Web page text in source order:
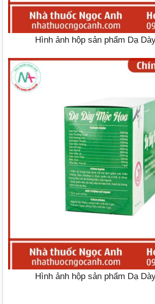
Hình ảnh hộp sản phẩm Dạ
Hình ảnh hộp sản phẩm Dạ